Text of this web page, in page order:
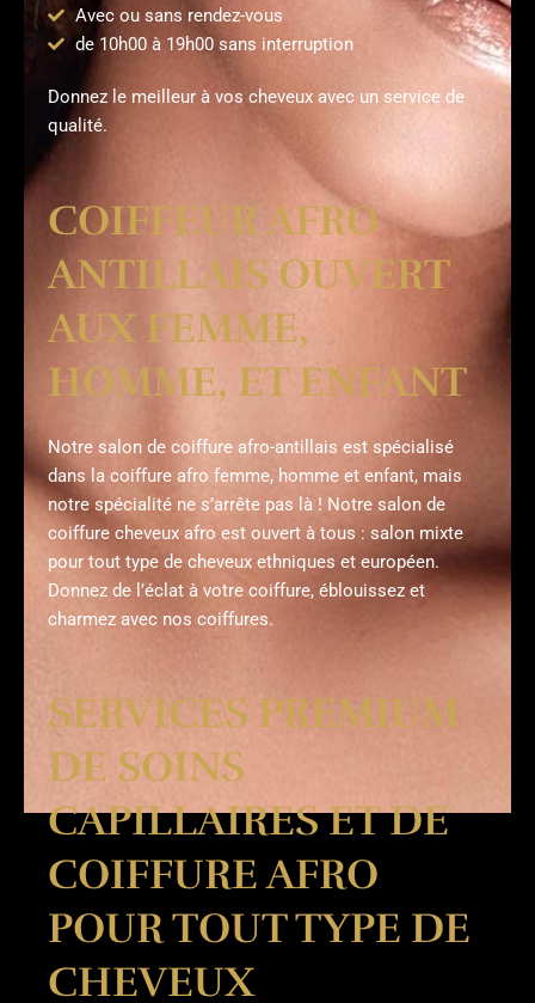
Avec ou sans rendez-vous
de 10h00 à 19h00 sans interruption
Donnez le meilleur à vos cheveux avec un service de
qualité.
COIFFEUR AFRO
ANTILLAIS OUVERT
AUX FEMME,
HOMME, ET ENFANT
Notre salon de coiffure afro-antillais est spécialisé
dans la coiffure afro femme, homme et enfant, mais
notre spécialité ne s’arrête pas là ! Notre salon de
coiffure cheveux afro est ouvert à tous : salon mixte
pour tout type de cheveux ethniques et européen.
Donnez de l’éclat à votre coiffure, éblouissez et
charmez avec nos coiffures.
SERVICES PREMIUM
DE SOINS
CAPILLAIRES ET DE
COIFFURE AFRO
POUR TOUT TYPE DE
CHEVEUX